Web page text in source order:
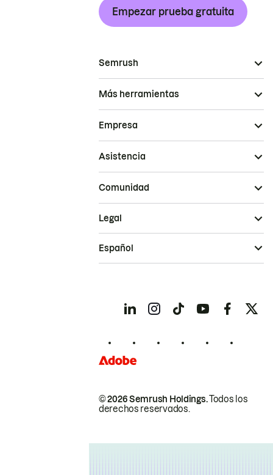
Empezar prueba gratuita
Semrush
Más herramientas
Empresa
Asistencia
Comunidad
© 2026 Semrush Holdings.Todos los
derechos reservados.
Legal
Español